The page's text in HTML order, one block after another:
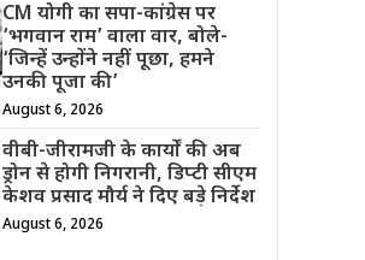
CM योगी का सपा-कांग्रेस पर
‘भगवान राम’ वाला वार, बोले-
‘जिन्हें उन्होंने नहीं पूछा, हमने
उनकी पूजा की’
August 6, 2026
वीबी-जीरामजी के कार्यों की अब
ड्रोन से होगी निगरानी, डिप्टी सीएम
केशव प्रसाद मौर्य ने दिए बड़े निर्देश
August 6, 2026